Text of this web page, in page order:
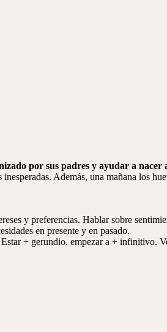
por sus padres y ayudar a nacer
Además, una mañana los
y preferencias. Hablar sobre
en presente y en pasado.
+ gerundio, empezar a + infinitivo.